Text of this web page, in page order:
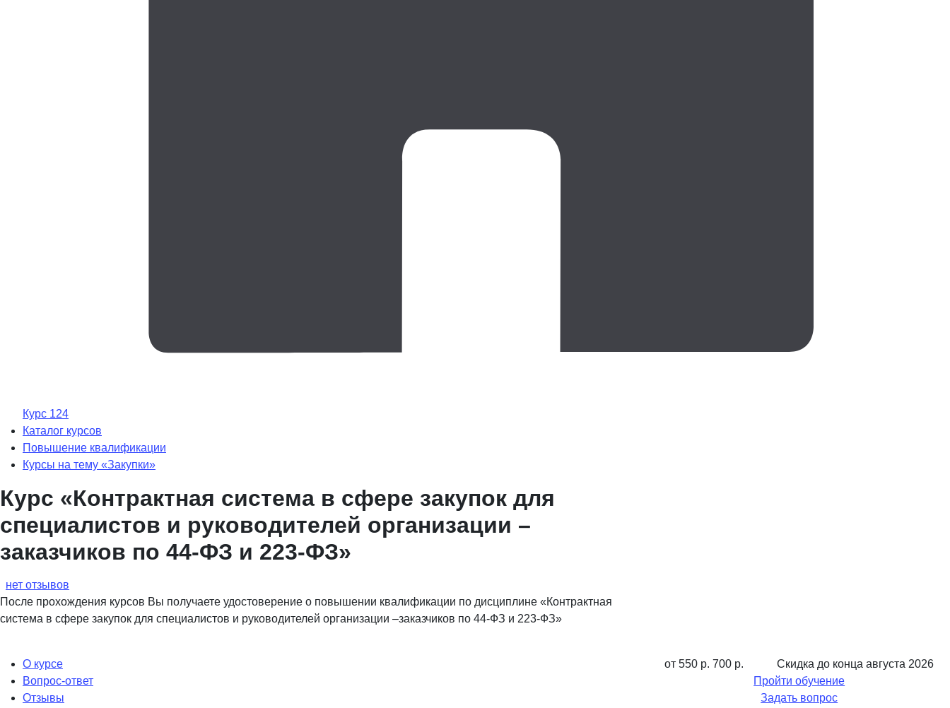
Курс 124
Каталог курсов
Повышение квалификации
Курсы на тему «Закупки»
Курс «Контрактная система в сфере закупок для
специалистов и руководителей организации –
заказчиков по 44-ФЗ и 223-ФЗ»
нет отзывов
После прохождения курсов Вы получаете удостоверение о повышении квалификации по дисциплине «Контрактная
система в сфере закупок для специалистов и руководителей организации –заказчиков по 44-ФЗ и 223-ФЗ»
О курсе
Вопрос-ответ
Отзывы
от 550 р. 700 р. Скидка до конца августа 2026
Пройти обучение
Задать вопрос